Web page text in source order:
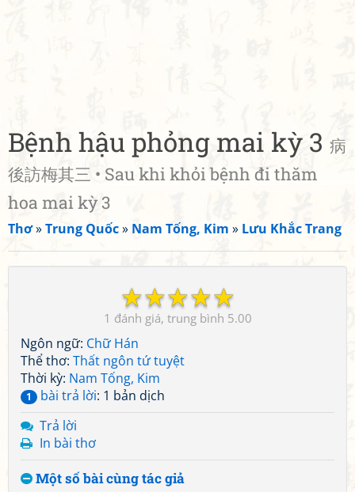
Bệnh hậu phỏng mai kỳ 3 病
後訪梅其三 • Sau khi khỏi bệnh đi thăm
hoa mai kỳ 3
Thơ»Trung Quốc» Nam Tống, Kim » Lưu Khắc Trang
☆
☆
☆
☆
☆
1 5.00
Ngôn ngữ: Chữ Hán
Thể thơ: Thất ngôn tứ tuyệt
Thời kỳ: Nam Tống, Kim
1 bài trả lời: 1 bản dịch
Trả lời
In bài thơ
Một số bài cùng tác giả